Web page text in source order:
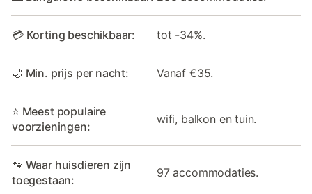
💳 Korting beschikbaar: tot -34%.
🌙 Min. prijs per nacht: Vanaf €35.
⭐ Meest populaire
voorzieningen:
wifi, balkon en tuin.
🐾 Waar huisdieren zijn
toegestaan:
97 accommodaties.